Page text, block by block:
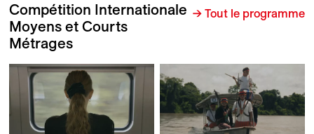
Compétition Internationale
Moyens et Courts
Métrages
→ Tout le programme